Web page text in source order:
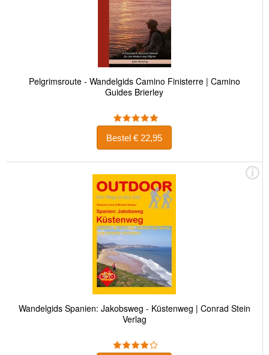
Pelgrimsroute - Wandelgids Camino Finisterre | Camino
Guides Brierley
Bestel € 22,95
Wandelgids Spanien: Jakobsweg - Küstenweg | Conrad Stein
Verlag